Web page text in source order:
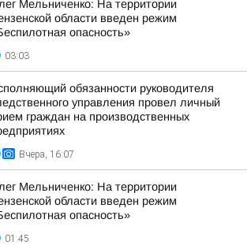
Мельниченко: На территории
области введен режим
опасность»
03:03
обязанности руководителя
управления провел личный
граждан на производственных
Вчера, 16:07
Мельниченко: На территории
области введен режим
опасность»
01:45